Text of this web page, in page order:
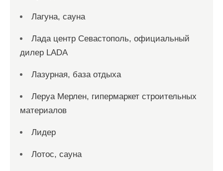
Лагуна, сауна
Лада центр Севастополь, официальный
дилер LADA
Лазурная, база отдыха
Леруа Мерлен, гипермаркет строительных
материалов
Лидер
Лотос, сауна